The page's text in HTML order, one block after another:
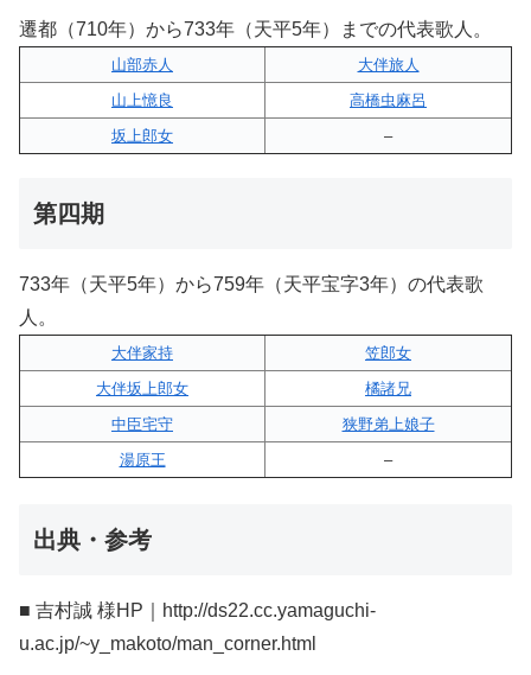
遷都（710年）から733年（天平5年）までの代表歌人。
山部赤人
大伴旅人
山上憶良
高橋虫麻呂
坂上郎女
–
第四期
733年（天平5年）から759年（天平宝字3年）の代表歌
人。
大伴家持
笠郎女
大伴坂上郎女
橘諸兄
中臣宅守
狭野弟上娘子
湯原王
–
出典・参考
■ 吉村誠 様HP｜http://ds22.cc.yamaguchi-
u.ac.jp/~y_makoto/man_corner.html